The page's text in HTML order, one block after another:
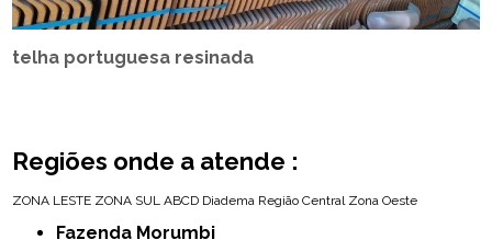
telha portuguesa resinada
Regiões onde a atende :
ZONA LESTE ZONA SUL ABCD Diadema Região Central Zona Oeste
Fazenda Morumbi